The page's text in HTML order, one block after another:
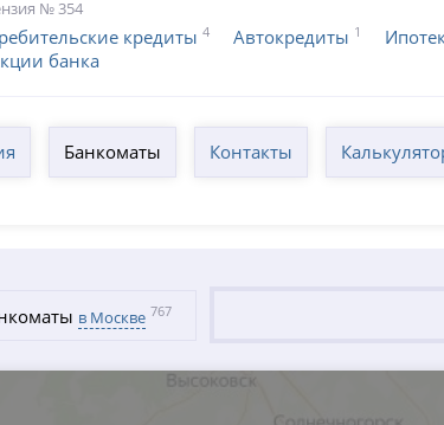
№ 354
кредиты 4 Автокредиты 1
банка
Банкоматы Контакты
в Москве 767